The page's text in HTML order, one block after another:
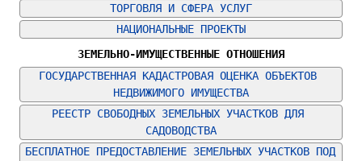
ТОРГОВЛЯ И СФЕРА УСЛУГ
НАЦИОНАЛЬНЫЕ ПРОЕКТЫ
ЗЕМЕЛЬНО-ИМУЩЕСТВЕННЫЕ ОТНОШЕНИЯ
ГОСУДАРСТВЕННАЯ КАДАСТРОВАЯ ОЦЕНКА ОБЪЕКТОВ
НЕДВИЖИМОГО ИМУЩЕСТВА
РЕЕСТР СВОБОДНЫХ ЗЕМЕЛЬНЫХ УЧАСТКОВ ДЛЯ
САДОВОДСТВА
БЕСПЛАТНОЕ ПРЕДОСТАВЛЕНИЕ ЗЕМЕЛЬНЫХ УЧАСТКОВ ПОД